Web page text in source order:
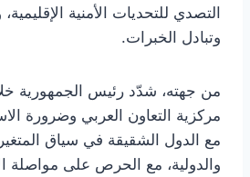
التصدي للتحديات الأمنية
وتبادل الخبرات.
من جهته، شدّد رئيس الجمهورية
مركزية التعاون العربي وضرورة
مع الدول الشقيقة في سياق
والدولية، مع الحرص على مواصلة